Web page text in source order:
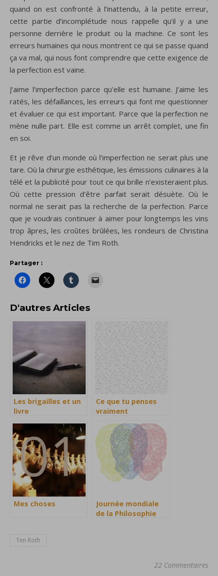
quand on est confronté à l’inattendu, à la petite erreur,
cette partie d’incomplétude nous rappelle qu’il y a une
personne derrière le produit ou la machine. Ce sont les
erreurs humaines qui nous montrent ce qui se passe quand
ça va mal, qui nous font comprendre que cette exigence de
la perfection est vaine.
J’aime l’imperfection parce qu’elle est humaine. J’aime les
ratés, les défaillances, les erreurs qui font me questionner
et évaluer ce qui est important. Parce que la perfection ne
mène nulle part. Elle est comme un arrêt complet, une fin
en soi.
Et je rêve d’un monde où l’imperfection ne serait plus une
tare. Où la chirurgie esthétique, les émissions culinaires à la
télé et la publicité pour tout ce qui brille n’existeraient plus.
Où cette pression d’être parfait serait désuète. Où le
normal ne serait pas la recherche de la perfection. Parce
que je voudrais continuer à aimer pour longtemps les vins
trop âpres, les croûtes brûlées, les rondeurs de Christina
Hendricks et le nez de Tim Roth.
Partager :
D'autres Articles
Les brigailles et un
livre
Ce que tu penses
vraiment
Mes choses
Journée mondiale
de la Philosophie
Tim Roth
22 Commentaires